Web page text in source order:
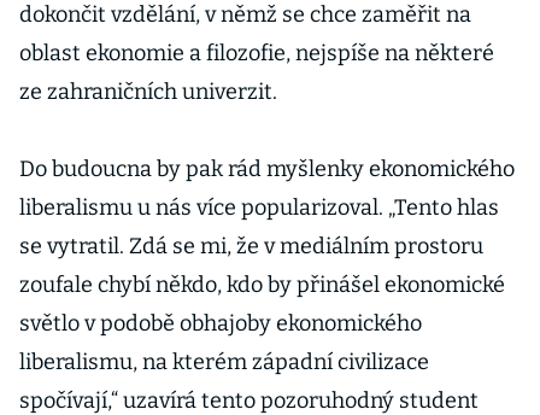
dokončit vzdělání, v němž se chce zaměřit na
oblast ekonomie a filozofie, nejspíše na některé
ze zahraničních univerzit.
Do budoucna by pak rád myšlenky ekonomického
liberalismu u nás více popularizoval. „Tento hlas
se vytratil. Zdá se mi, že v mediálním prostoru
zoufale chybí někdo, kdo by přinášel ekonomické
světlo v podobě obhajoby ekonomického
liberalismu, na kterém západní civilizace
spočívají,“ uzavírá tento pozoruhodný student